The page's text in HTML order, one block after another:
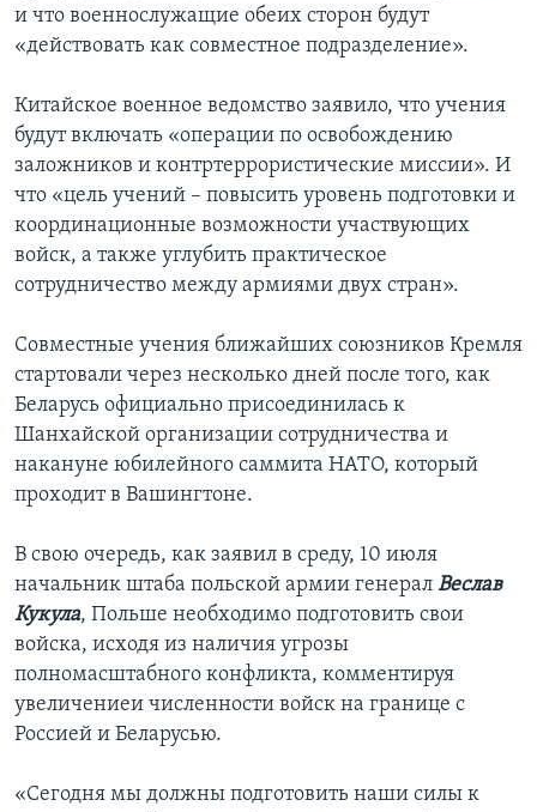
и что военнослужащие обеих сторон будут
«действовать как совместное подразделение».
Китайское военное ведомство заявило, что учения
будут включать «операции по освобождению
заложников и контртеррористические миссии». И
что «цель учений – повысить уровень подготовки и
координационные возможности участвующих
войск, а также углубить практическое
сотрудничество между армиями двух стран».
Совместные учения ближайших союзников Кремля
стартовали через несколько дней после того, как
Беларусь официально присоединилась к
Шанхайской организации сотрудничества и
накануне юбилейного саммита НАТО, который
проходит в Вашингтоне.
В свою очередь, как заявил в среду, 10 июля
начальник штаба польской армии генерал Веслав
Кукула, Польше необходимо подготовить свои
войска, исходя из наличия угрозы
полномасштабного конфликта, комментируя
увеличениеи численности войск на границе с
Россией и Беларусью.
«Сегодня мы должны подготовить наши силы к